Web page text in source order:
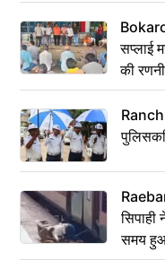
सप्लाई
की
समय